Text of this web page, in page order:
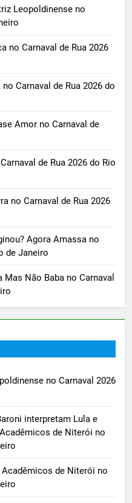
Leopoldinense no
no Carnaval de Rua 2026
Carnaval de Rua 2026 do
Amor no Carnaval de
de Rua 2026 do Rio
no Carnaval de Rua 2026
Agora Amassa no
de Janeiro
Não Baba no Carnaval
no Carnaval 2026
interpretam Lula e
de Niterói no
de Niterói no